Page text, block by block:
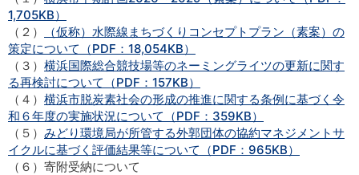
1,705KB）
（２）
（仮称）水際線まちづくりコンセプトプラン（素案）の
策定について（PDF：18,054KB）
（３） 横浜国際総合競技場等のネーミングライツの更新に関す
る再検討について（PDF：157KB）
（４） 横浜市脱炭素社会の形成の推進に関する条例に基づく令
和６年度の実施状況について（PDF：359KB）
（５） みどり環境局が所管する外郭団体の協約マネジメントサ
イクルに基づく評価結果等について（PDF：965KB）
（６）寄附受納について